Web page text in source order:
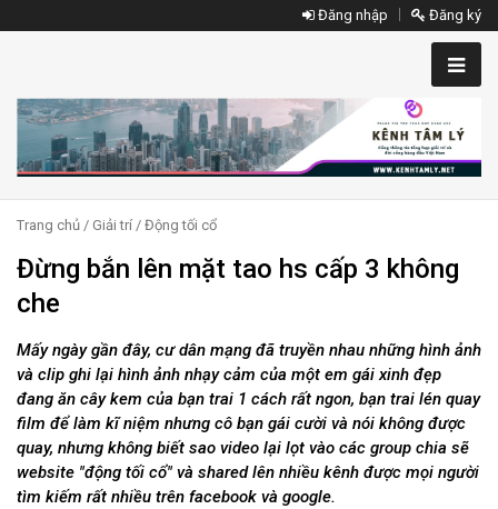
Đăng nhập Đăng ký
Trang chủ / Giải trí / Động tối cổ
Đừng bắn lên mặt tao hs cấp 3 không
che
Mấy ngày gần đây, cư dân mạng đã truyền nhau những hình ảnh
và clip ghi lại hình ảnh nhạy cảm của một em gái xinh đẹp
đang ăn cây kem của bạn trai 1 cách rất ngon, bạn trai lén quay
film để làm kĩ niệm nhưng cô bạn gái cười và nói không được
quay, nhưng không biết sao video lại lọt vào các group chia sẽ
website "động tối cổ" và shared lên nhiều kênh được mọi người
tìm kiếm rất nhiều trên facebook và google.